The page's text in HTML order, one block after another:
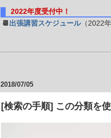
2022年度受付中！
📆 出張講習スケジュール（2022年
2018/07/05
[検索の手順] この分類を